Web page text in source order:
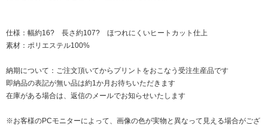
仕様：幅約16? 長さ約107? ほつれにくいヒートカット仕上
素材：ポリエステル100%
納期について：ご注文頂いてからプリントをおこなう受注生産品です
即納品の表記が無い品は約1か月お待ちいただきます
在庫がある場合は、返信のメールでお知らせいたします
※お客様のPCモニターによって、画像の色が実物と異なって見える場合がござ